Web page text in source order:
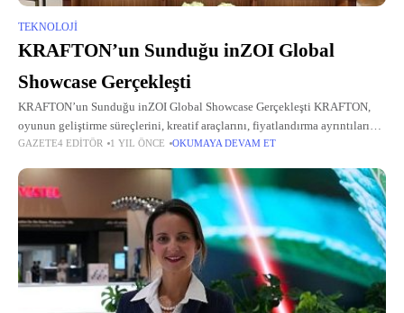
TEKNOLOJI
KRAFTON’un Sunduğu inZOI Global
Showcase Gerçekleşti
KRAFTON’un Sunduğu inZOI Global Showcase Gerçekleşti KRAFTON,
oyunun geliştirme süreçlerini, kreatif araçlarını, fiyatlandırma ayrıntılarını,
DLC planlarını ve daha fazlasının gün yüzüne çıktığı inZOI Erken Erişim
GAZETE4 EDITÖR 1 YIL ÖNCE OKUMAYA DEVAM ET